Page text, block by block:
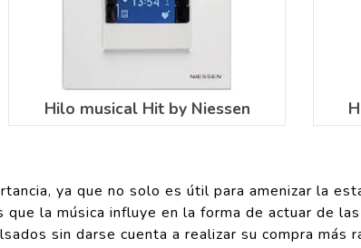
Hilo musical Hit by Niessen
ya que no solo es útil para amenizar la
la música influye en la forma de actuar de
sin darse cuenta a realizar su compra más